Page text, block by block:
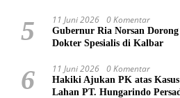
5 11 Juni 2026 0 Komentar
Gubernur Ria Norsan Dorong
Dokter Spesialis di Kalbar
6 11 Juni 2026 0 Komentar
Hakiki Ajukan PK atas Kasus
Lahan PT. Hungarindo